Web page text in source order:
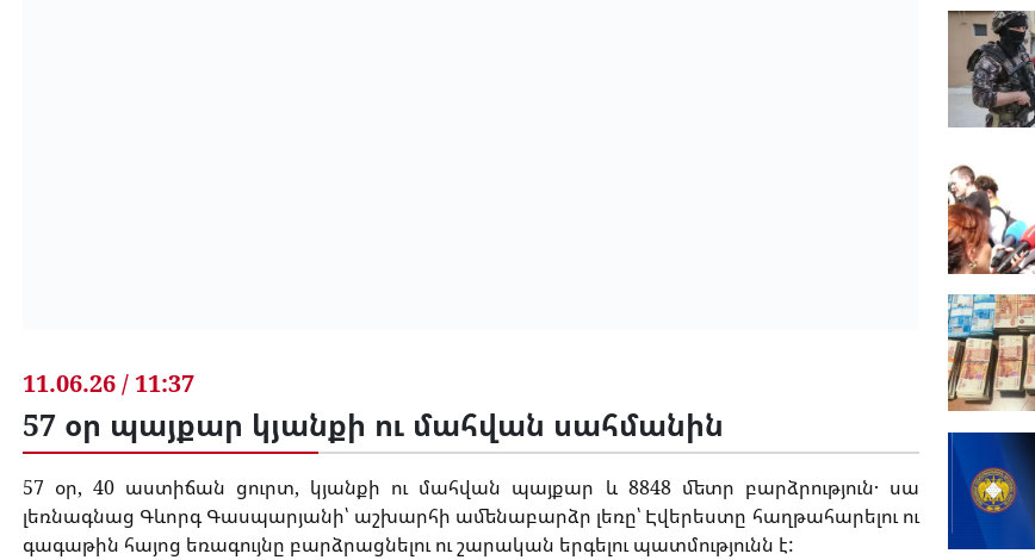
11.06.26 / 11:37
57 օր պայքար կյանքի ու մահվան սահմանին
57 օր, 40 աստիճան ցուրտ, կյանքի ու մահվան պայքար և 8848 մետր բարձրություն․ սա
լեռնագնաց Գևորգ Գասպարյանի՝ աշխարհի ամենաբարձր լեռը՝ Էվերեստը հաղթահարելու ու
գագաթին հայոց եռագույնը բարձրացնելու ու շարական երգելու պատմությունն է: